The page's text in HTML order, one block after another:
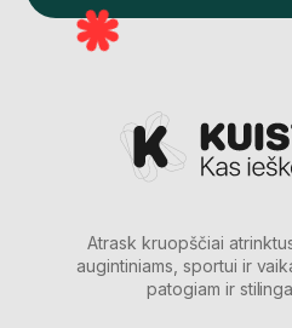
Atrask kruopščiai
augintiniams, sportui ir
patogiam ir